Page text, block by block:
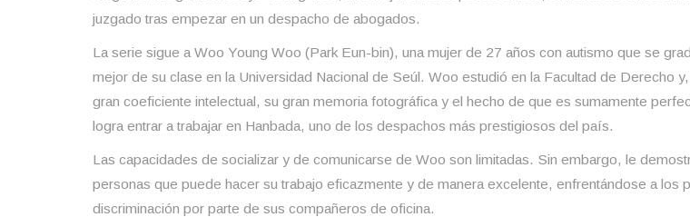
juzgado tras empezar en un despacho de abogados.
La serie sigue a Woo Young Woo (Park Eun-bin), una mujer de 27 años con autismo que se
mejor de su clase en la Universidad Nacional de Seúl. Woo estudió en la Facultad de Derecho
gran coeficiente intelectual, su gran memoria fotográfica y el hecho de que es sumamente
logra entrar a trabajar en Hanbada, uno de los despachos más prestigiosos del país.
Las capacidades de socializar y de comunicarse de Woo son limitadas. Sin embargo, le
personas que puede hacer su trabajo eficazmente y de manera excelente, enfrentándose a los
discriminación por parte de sus compañeros de oficina.